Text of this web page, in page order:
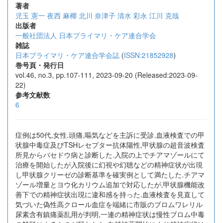
著者
児玉 憲一 夜西 麻椰 北川 奈津子 清水 彩永 江川 克哉
出版者
一般社団法人 日本プライマリ・ケア連合学会
雑誌
日本プライマリ・ケア連合学会誌 (ISSN:21852928)
巻号頁・発行日
vol.46, no.3, pp.107-111, 2023-09-20 (Released:2023-09-
22)
参考文献数
6
症例は50代,女性.頭痛,嘔気などを主訴に受診.血液検査での甲
状腺中毒症及びTSHレセプター抗体陽性,甲状腺の超音波検査
所見からバセドウ病と診断した.入院の上でチアマゾールにて
治療を開始したが入院後に幻視や幻聴などの精神症状が出現
し甲状腺クリーゼの診断基準を確実例として満たした.チアマ
ゾール増量とヨウ化カリウム追加で対応したが,甲状腺機能改
善下での精神症状出現に違和感を持った.血液検査を見直して
気づいた偽性高クロール血症を端緒に市販のブロムワレリル
尿素含有鎮痛薬乱用が判明,一連の精神症状は慢性ブロム中毒